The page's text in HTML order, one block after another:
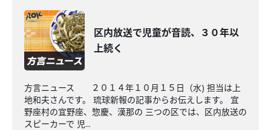
区内放送で児童が音読、３０年以
上続く
方言ニュース ２０１４年１０月１５日（水) 担当は上
地和夫さんです。 琉球新報の記事からお伝えします。 宜
野座村の宜野座、惣慶、漢那の 三つの区では、区内放送の
スピーカーで 児...